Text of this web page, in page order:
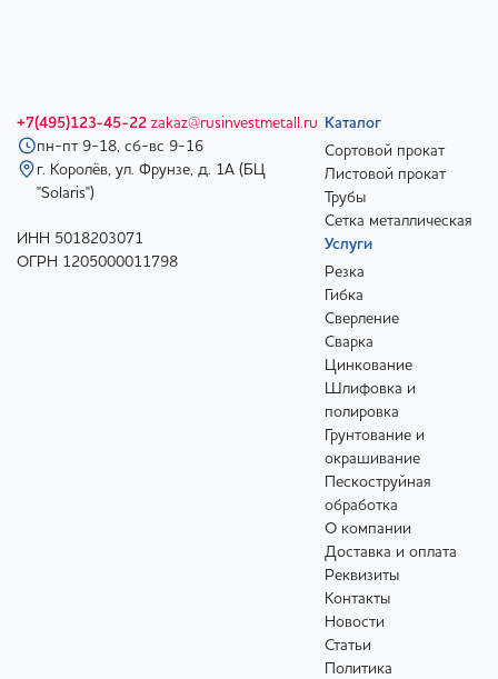
+7(495)123-45-22 zakaz@rusinvestmetall.ru
пн-пт 9-18, сб-вс 9-16
г. Королёв, ул. Фрунзе, д. 1А (БЦ
"Solaris")
ИНН 5018203071
ОГРН 1205000011798
Каталог
Сортовой прокат
Листовой прокат
Трубы
Сетка металлическая
Услуги
Резка
Гибка
Сверление
Сварка
Цинкование
Шлифовка и
полировка
Грунтование и
окрашивание
Пескоструйная
обработка
О компании
Доставка и оплата
Реквизиты
Контакты
Новости
Статьи
Политика